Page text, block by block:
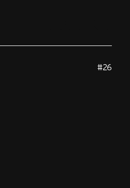
#26